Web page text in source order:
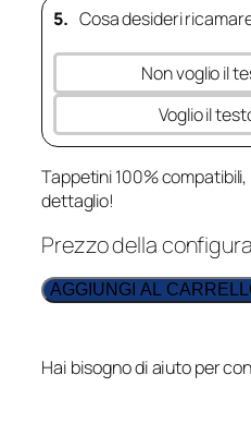
5. Cosa desideri
Non voglio il
Voglio il
Tappetini 100%
dettaglio!
Prezzo della
AGGIUNGI AL
Hai bisogno di aiuto per